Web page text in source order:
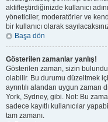
aktifleştirdiğinizde kullanıcı
yöneticiler, moderatörler ve
bir kullanıcı olarak
Başa dön
Gösterilen zamanlar yanlış!
Gösterilen zaman, sizin
olabilir. Bu durumu düzeltmek
ayrıntılı alandan uygun
York, Sydney, gibi. Not: Bu
sadece kayıtlı kullanıcılar
tam zamanı.